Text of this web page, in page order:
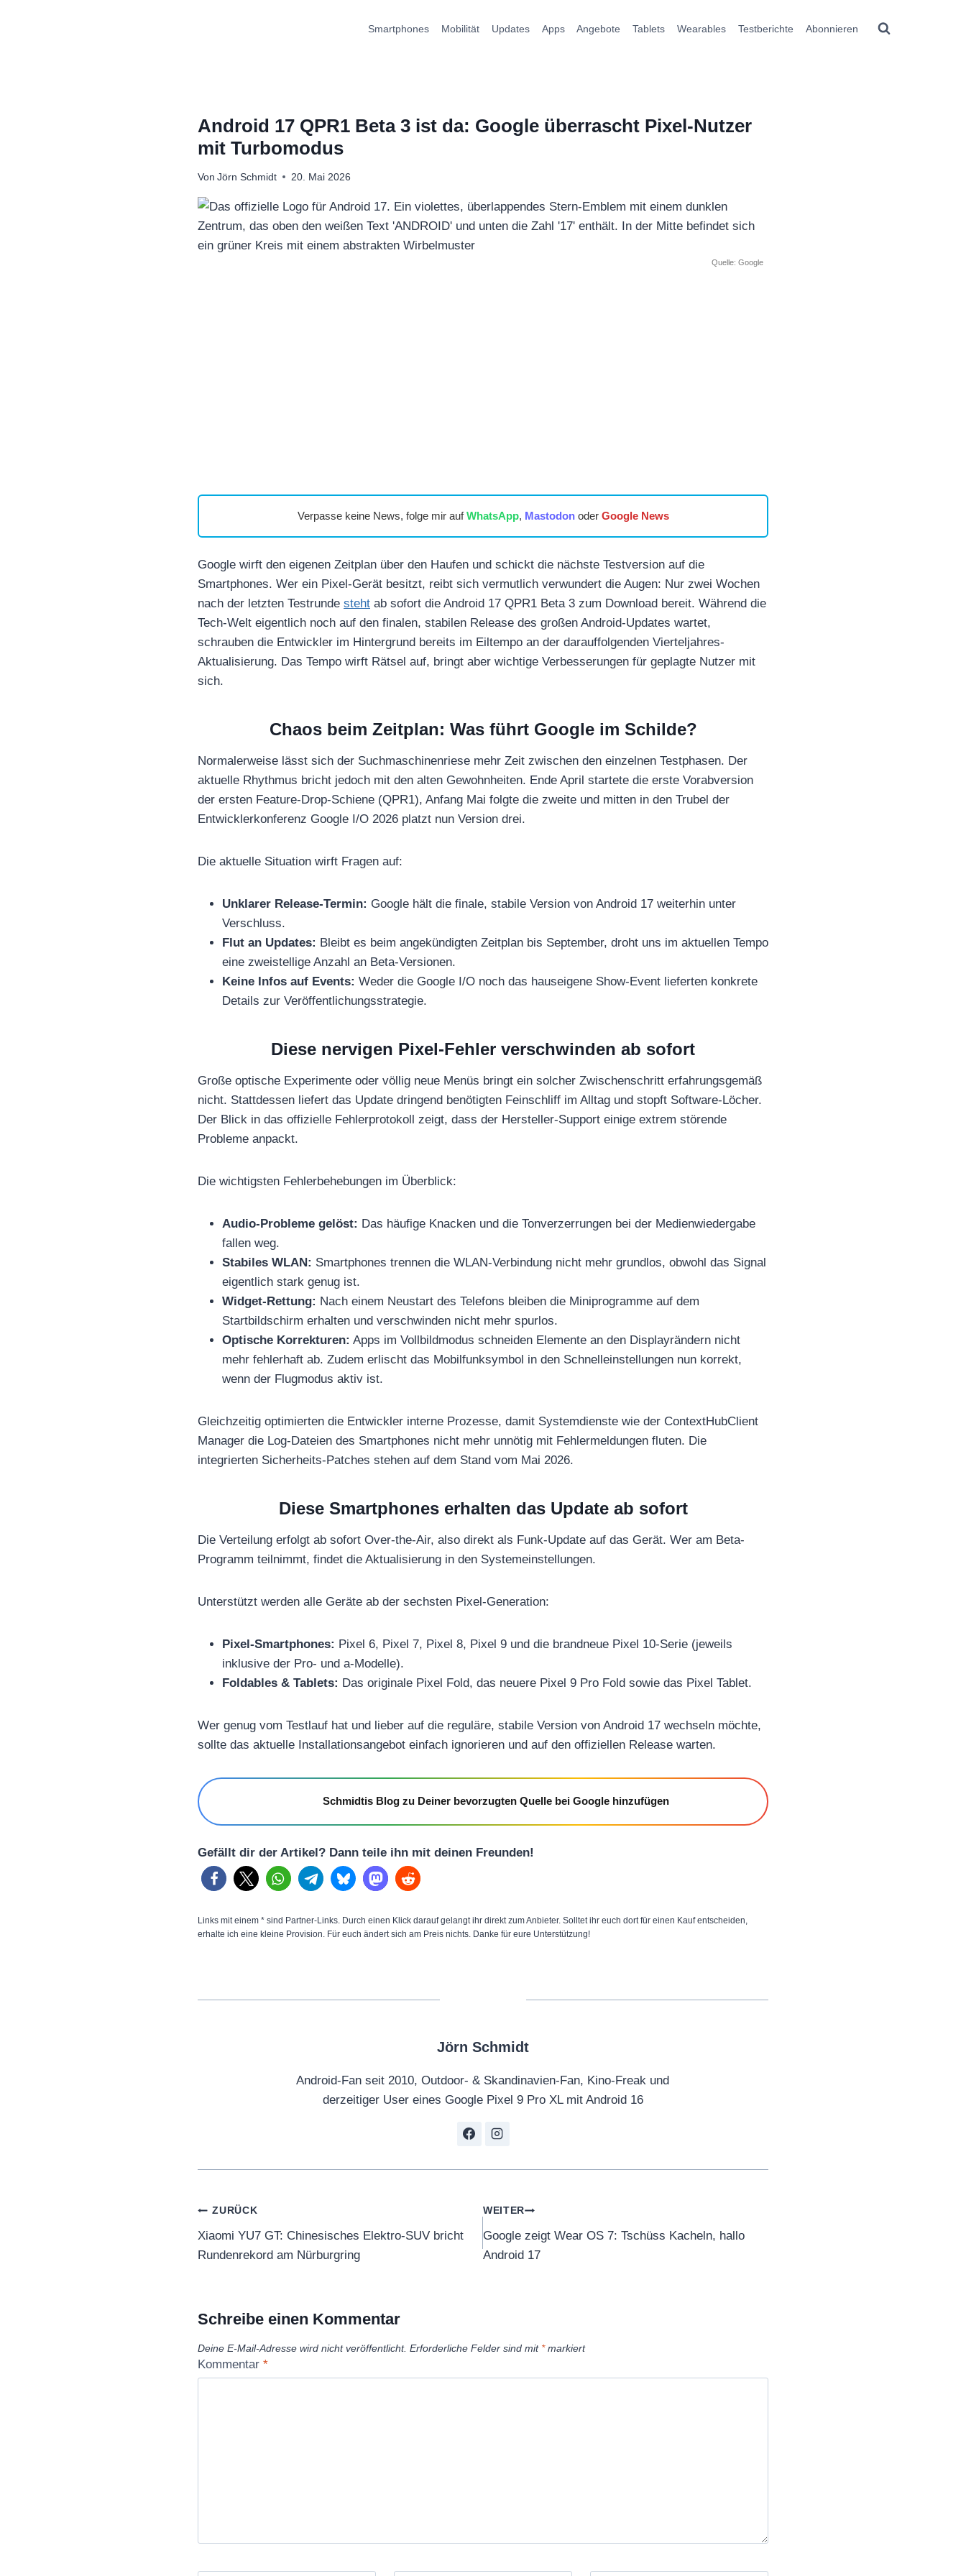
Smartphones Mobilität Updates Apps Angebote Tablets Wearables Testberichte Abonnieren
Android 17 QPR1 Beta 3 ist da: Google überrascht Pixel-Nutzer
mit Turbomodus
Von Jörn Schmidt 20. Mai 2026
Quelle: Google
Verpasse keine News, folge mir aufWhatsApp, Mastodonoder Google News
Google wirft den eigenen Zeitplan über den Haufen und schickt die nächste Testversion auf die
Smartphones. Wer ein Pixel-Gerät besitzt, reibt sich vermutlich verwundert die Augen: Nur zwei Wochen
nach der letzten Testrunde steht ab sofort die Android 17 QPR1 Beta 3 zum Download bereit. Während die
Tech-Welt eigentlich noch auf den finalen, stabilen Release des großen Android-Updates wartet,
schrauben die Entwickler im Hintergrund bereits im Eiltempo an der darauffolgenden Vierteljahres-
Aktualisierung. Das Tempo wirft Rätsel auf, bringt aber wichtige Verbesserungen für geplagte Nutzer mit
sich.
Chaos beim Zeitplan: Was führt Google im Schilde?
Normalerweise lässt sich der Suchmaschinenriese mehr Zeit zwischen den einzelnen Testphasen. Der
aktuelle Rhythmus bricht jedoch mit den alten Gewohnheiten. Ende April startete die erste Vorabversion
der ersten Feature-Drop-Schiene (QPR1), Anfang Mai folgte die zweite und mitten in den Trubel der
Entwicklerkonferenz Google I/O 2026 platzt nun Version drei.
Die aktuelle Situation wirft Fragen auf:
Unklarer Release-Termin: Google hält die finale, stabile Version von Android 17 weiterhin unter
Verschluss.
Flut an Updates: Bleibt es beim angekündigten Zeitplan bis September, droht uns im aktuellen Tempo
eine zweistellige Anzahl an Beta-Versionen.
Keine Infos auf Events: Weder die Google I/O noch das hauseigene Show-Event lieferten konkrete
Details zur Veröffentlichungsstrategie.
Diese nervigen Pixel-Fehler verschwinden ab sofort
Große optische Experimente oder völlig neue Menüs bringt ein solcher Zwischenschritt erfahrungsgemäß
nicht. Stattdessen liefert das Update dringend benötigten Feinschliff im Alltag und stopft Software-Löcher.
Der Blick in das offizielle Fehlerprotokoll zeigt, dass der Hersteller-Support einige extrem störende
Probleme anpackt.
Die wichtigsten Fehlerbehebungen im Überblick:
Audio-Probleme gelöst: Das häufige Knacken und die Tonverzerrungen bei der Medienwiedergabe
fallen weg.
Stabiles WLAN: Smartphones trennen die WLAN-Verbindung nicht mehr grundlos, obwohl das Signal
eigentlich stark genug ist.
Widget-Rettung: Nach einem Neustart des Telefons bleiben die Miniprogramme auf dem
Startbildschirm erhalten und verschwinden nicht mehr spurlos.
Optische Korrekturen: Apps im Vollbildmodus schneiden Elemente an den Displayrändern nicht
mehr fehlerhaft ab. Zudem erlischt das Mobilfunksymbol in den Schnelleinstellungen nun korrekt,
wenn der Flugmodus aktiv ist.
Gleichzeitig optimierten die Entwickler interne Prozesse, damit Systemdienste wie der ContextHubClient
Manager die Log-Dateien des Smartphones nicht mehr unnötig mit Fehlermeldungen fluten. Die
integrierten Sicherheits-Patches stehen auf dem Stand vom Mai 2026.
Diese Smartphones erhalten das Update ab sofort
Die Verteilung erfolgt ab sofort Over-the-Air, also direkt als Funk-Update auf das Gerät. Wer am Beta-
Programm teilnimmt, findet die Aktualisierung in den Systemeinstellungen.
Unterstützt werden alle Geräte ab der sechsten Pixel-Generation:
Pixel-Smartphones: Pixel 6, Pixel 7, Pixel 8, Pixel 9 und die brandneue Pixel 10-Serie (jeweils
inklusive der Pro- und a-Modelle).
Foldables & Tablets: Das originale Pixel Fold, das neuere Pixel 9 Pro Fold sowie das Pixel Tablet.
Wer genug vom Testlauf hat und lieber auf die reguläre, stabile Version von Android 17 wechseln möchte,
sollte das aktuelle Installationsangebot einfach ignorieren und auf den offiziellen Release warten.
Schmidtis Blog zu Deiner bevorzugten Quelle bei Google hinzufügen
Gefällt dir der Artikel? Dann teile ihn mit deinen Freunden!
Links mit einem * sind Partner-Links. Durch einen Klick darauf gelangt ihr direkt zum Anbieter. Solltet ihr euch dort für einen Kauf entscheiden,
erhalte ich eine kleine Provision. Für euch ändert sich am Preis nichts. Danke für eure Unterstützung!
Jörn Schmidt
Android-Fan seit 2010, Outdoor- & Skandinavien-Fan, Kino-Freak und
derzeitiger User eines Google Pixel 9 Pro XL mit Android 16
Beitragsnavigation
ZURÜCK
Xiaomi YU7 GT: Chinesisches Elektro-SUV bricht
Rundenrekord am Nürburgring
WEITER
Google zeigt Wear OS 7: Tschüss Kacheln, hallo
Android 17
Schreibe einen Kommentar
Deine E-Mail-Adresse wird nicht veröffentlicht. Erforderliche Felder sind mit *markiert
Kommentar *